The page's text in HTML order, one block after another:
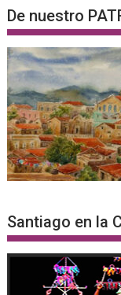
De nuestro
Santiago en la